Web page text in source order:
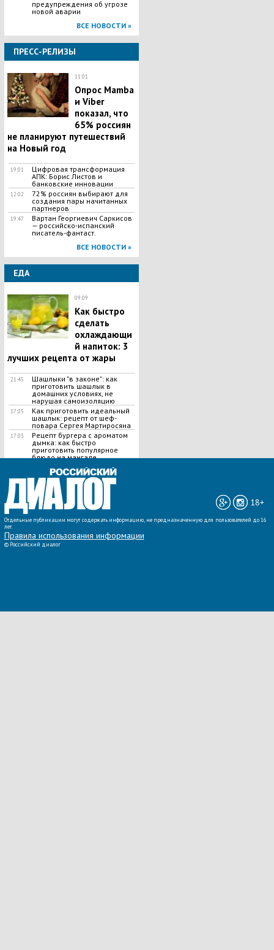
предупреждения об угрозе
новой аварии
ВСЕ НОВОСТИ »
ПРЕСС-РЕЛИЗЫ
11:01
Опрос Mamba
и Viber
показал, что
65% россиян
не планируют путешествий
на Новый год
19:01
Цифровая трансформация
АПК: Борис Листов и
банковские инновации
12:02
72% россиян выбирают для
создания пары начитанных
партнеров
19:47
Вартан Георгиевич Саркисов
— российско-испанский
писатель-фантаст.
ВСЕ НОВОСТИ »
ЕДА
09:09
Как быстро
сделать
охлаждающи
й напиток: 3
лучших рецепта от жары
21:45
Шашлыки "в законе": как
приготовить шашлык в
домашних условиях, не
нарушая самоизоляцию
17:05
Как приготовить идеальный
шашлык​: рецепт от шеф-
повара Сергея Мартиросяна
17:03
Рецепт бургера с ароматом
дымка: как быстро
приготовить популярное
блюдо на мангале
ВСЕ НОВОСТИ »
18+
Отдельные публикации могут содержать информацию, не предназначенную для пользователей до 16
лет.
Правила использования информации
© Российский диалог